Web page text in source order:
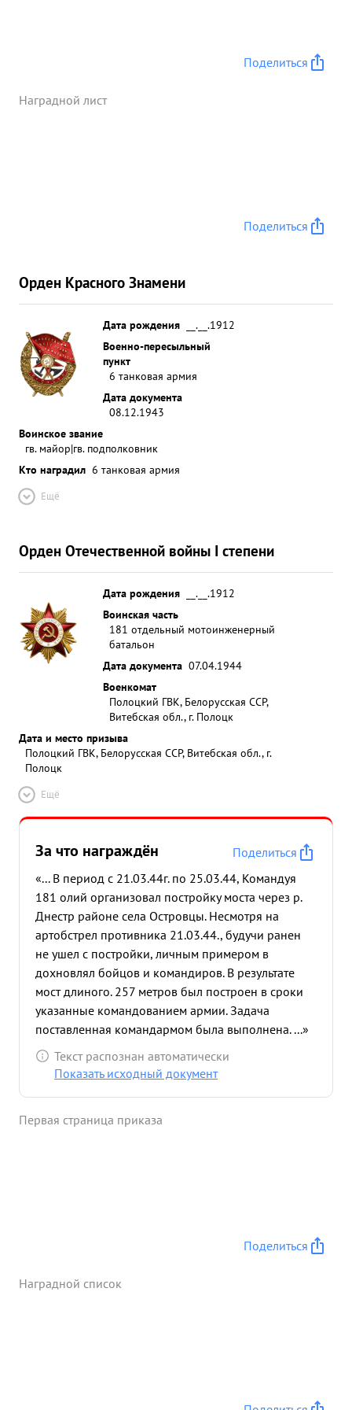
Поделиться
Наградной лист
Поделиться
Орден Красного Знамени
Дата рождения
__.__.1912
Военно-пересыльный
пункт
6 танковая армия
Дата документа
08.12.1943
Воинское звание
гв. майор|гв. подполковник
Кто наградил 6 танковая армия
Ещё
Орден Отечественной войны I степени
Дата рождения
__.__.1912
Воинская часть
181 отдельный мотоинженерный
батальон
Дата документа 07.04.1944
Военкомат
Полоцкий ГВК, Белорусская ССР,
Витебская обл., г. Полоцк
Дата и место призыва
Полоцкий ГВК, Белорусская ССР, Витебская обл., г.
Полоцк
Ещё
За что награждён
Поделиться
«... В период с 21.03.44г. по 25.03.44, Командуя
181 олий организовал постройку моста через р.
Днестр районе села Островцы. Несмотря на
артобстрел противника 21.03.44., будучи ранен
не ушел с постройки, личным примером в
дохновлял бойцов и командиров. В результате
мост длиного. 257 метров был построен в сроки
указанные командованием армии. Задача
поставленная командармом была выполнена. ...»
Текст распознан автоматически
Показать исходный документ
Первая страница приказа
Поделиться
Наградной список